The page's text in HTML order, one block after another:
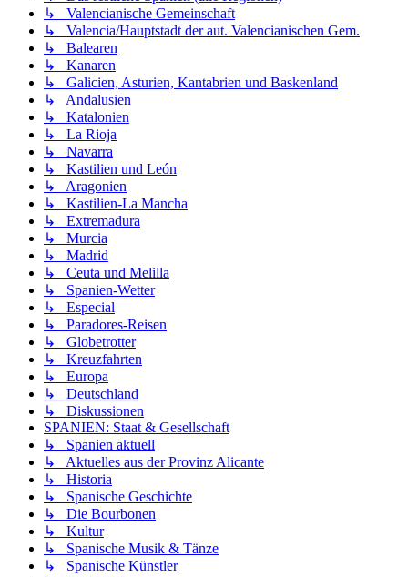
↳ Valencianische Gemeinschaft
↳ Valencia/Hauptstadt der aut. Valencianischen Gem.
↳ Balearen
↳ Kanaren
↳ Galicien, Asturien, Kantabrien und Baskenland
↳ Andalusien
↳ Katalonien
↳ La Rioja
↳ Navarra
↳ Kastilien und León
↳ Aragonien
↳ Kastilien-La Mancha
↳ Extremadura
↳ Murcia
↳ Madrid
↳ Ceuta und Melilla
↳ Spanien-Wetter
↳ Especial
↳ Paradores-Reisen
↳ Globetrotter
↳ Kreuzfahrten
↳ Europa
↳ Deutschland
↳ Diskussionen
SPANIEN: Staat & Gesellschaft
↳ Spanien aktuell
↳ Aktuelles aus der Provinz Alicante
↳ Historia
↳ Spanische Geschichte
↳ Die Bourbonen
↳ Kultur
↳ Spanische Musik & Tänze
↳ Spanische Künstler